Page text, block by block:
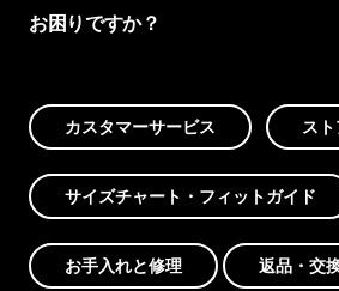
お困りですか？
カスタマーサービス ス
サイズチャート・フィットガイド
お手入れと修理 返品・交